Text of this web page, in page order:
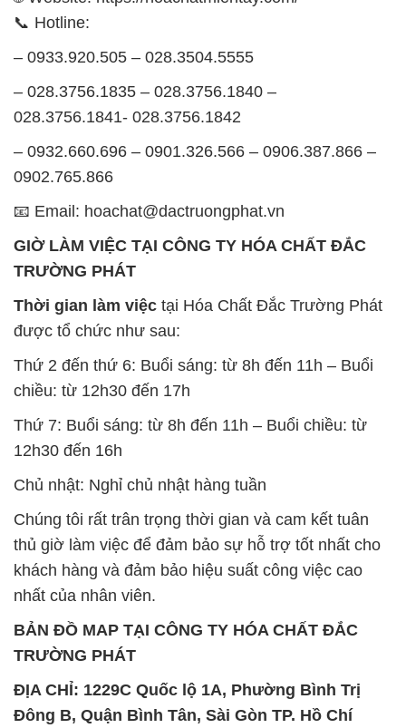
📞 Hotline:
– 0933.920.505 – 028.3504.5555
– 028.3756.1835 – 028.3756.1840 –
028.3756.1841- 028.3756.1842
– 0932.660.696 – 0901.326.566 – 0906.387.866 –
0902.765.866
📧 Email: hoachat@dactruongphat.vn
GIỜ LÀM VIỆC TẠI CÔNG TY HÓA CHẤT ĐẮC
TRƯỜNG PHÁT
Thời gian làm việc tại Hóa Chất Đắc Trường Phát
được tổ chức như sau:
Thứ 2 đến thứ 6: Buổi sáng: từ 8h đến 11h – Buổi
chiều: từ 12h30 đến 17h
Thứ 7: Buổi sáng: từ 8h đến 11h – Buổi chiều: từ
12h30 đến 16h
Chủ nhật: Nghỉ chủ nhật hàng tuần
Chúng tôi rất trân trọng thời gian và cam kết tuân
thủ giờ làm việc để đảm bảo sự hỗ trợ tốt nhất cho
khách hàng và đảm bảo hiệu suất công việc cao
nhất của nhân viên.
BẢN ĐỒ MAP TẠI CÔNG TY HÓA CHẤT ĐẮC
TRƯỜNG PHÁT
ĐỊA CHỈ: 1229C Quốc lộ 1A, Phường Bình Trị
Đông B, Quận Bình Tân, Sài Gòn TP. Hồ Chí